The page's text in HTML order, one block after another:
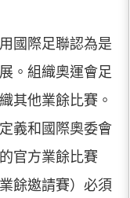
國際足聯認為是
。組織奧運會足
其他業餘比賽。
義和國際奧委會
官方業餘比賽
餘邀請賽）必須